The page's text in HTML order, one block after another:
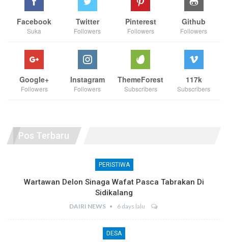
Facebook
Suka
Twitter
Followers
Pinterest
Followers
Github
Followers
Google+
Followers
Instagram
Followers
ThemeForest
Subscribers
117k
Subscribers
Pos Terbaru
PERISTIWA
Wartawan Delon Sinaga Wafat Pasca Tabrakan Di
Sidikalang
DAIRI NEWS 6 days lalu
DESA